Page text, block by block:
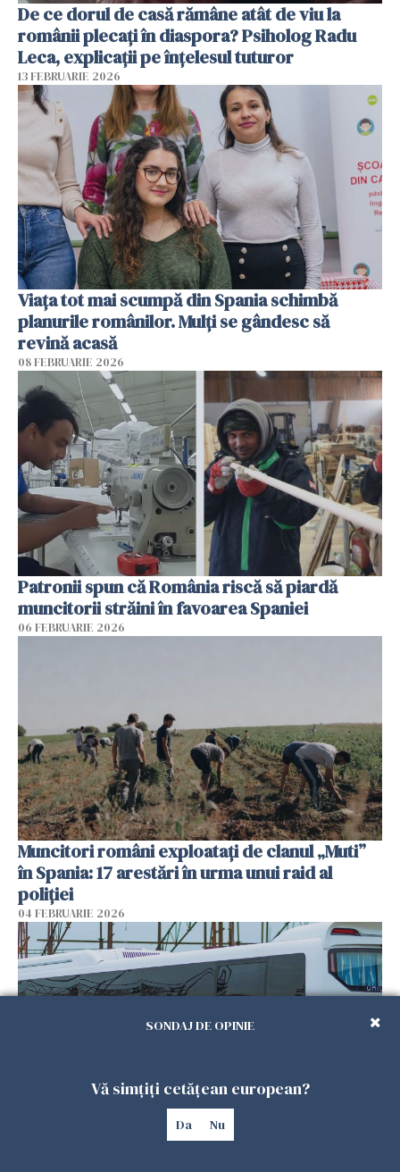
De ce dorul de casă rămâne atât de viu la
românii plecați în diaspora? Psiholog Radu
Leca, explicații pe înțelesul tuturor
13 FEBRUARIE 2026
Viața tot mai scumpă din Spania schimbă
planurile românilor. Mulți se gândesc să
revină acasă
08 FEBRUARIE 2026
Patronii spun că România riscă să piardă
muncitorii străini în favoarea Spaniei
06 FEBRUARIE 2026
Muncitori români exploatați de clanul „Muti”
în Spania: 17 arestări în urma unui raid al
poliției
04 FEBRUARIE 2026
Un autocar cu turiști a derapat în Turcia. Nouă
SONDAJ DE OPINIE
Vă simțiți cetățean european?
Da Nu